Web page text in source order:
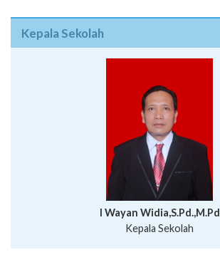
Kepala Sekolah
I Wayan Widia,S.Pd.,M.Pd
Kepala Sekolah